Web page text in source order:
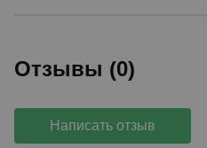
Отзывы (0)
Написать отзыв